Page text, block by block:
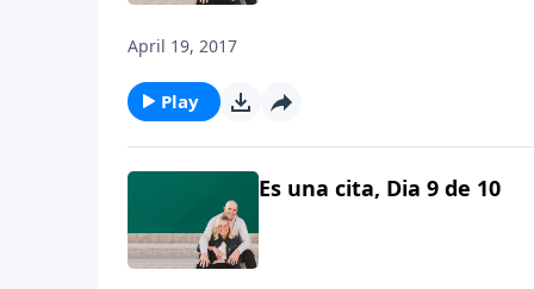
April 19, 2017
Play
Es una cita, Dia 9 de 10